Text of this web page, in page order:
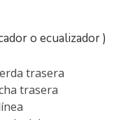
o ecualizador )
trasera
trasera